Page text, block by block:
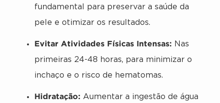
fundamental para preservar a saúde da
pele e otimizar os resultados.
Evitar Atividades Físicas Intensas: Nas
primeiras 24-48 horas, para minimizar o
inchaço e o risco de hematomas.
Hidratação: Aumentar a ingestão de água